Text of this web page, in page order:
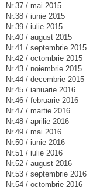
Nr.37 / mai 2015
Nr.38 / iunie 2015
Nr.39 / iulie 2015
Nr.40 / august 2015
Nr.41 / septembrie 2015
Nr.42 / octombrie 2015
Nr.43 / noiembrie 2015
Nr.44 / decembrie 2015
Nr.45 / ianuarie 2016
Nr.46 / februarie 2016
Nr.47 / martie 2016
Nr.48 / aprilie 2016
Nr.49 / mai 2016
Nr.50 / iunie 2016
Nr.51 / iulie 2016
Nr.52 / august 2016
Nr.53 / septembrie 2016
Nr.54 / octombrie 2016